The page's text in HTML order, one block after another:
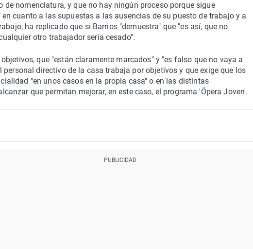
nomenclatura, y que no hay ningún proceso porque sigue
cuanto a las supuestas a las ausencias de su puesto de trabajo y a
ha replicado que si Barrios "demuestra" que "es así, que no
otro trabajador sería cesado".
que "están claramente marcados" y "es falso que no vaya a
directivo de la casa trabaja por objetivos y que exige que los
"en unos casos en la propia casa" o en las distintas
que permitan mejorar, en este caso, el programa 'Ópera Joven'.